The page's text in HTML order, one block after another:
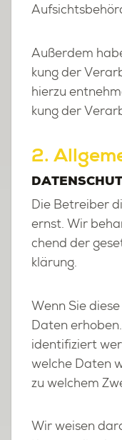
Au­ßer­dem
kung der
hier­zu
kung der
2.
Die Be­trei­ber
ernst. Wir
chend der
klä­rung.
Wenn Sie
Daten
iden­ti­fi­ziert
wel­che Daten
zu wel­chem
Wir wei­sen